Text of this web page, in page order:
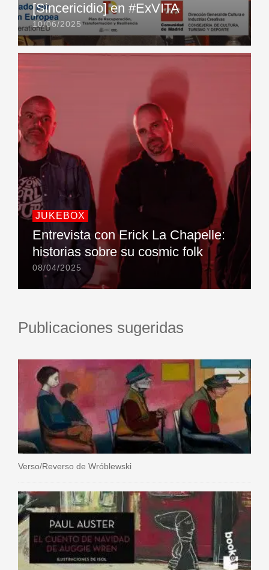
[Sincericidio] en #ExVITA
10/06/2025
JUKEBOX
Entrevista con Erick La Chapelle:
historias sobre su cosmic folk
08/04/2025
Publicaciones sugeridas
Verso/Reverso de Wróblewski